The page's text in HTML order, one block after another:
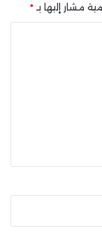
مشار إليها بـ*